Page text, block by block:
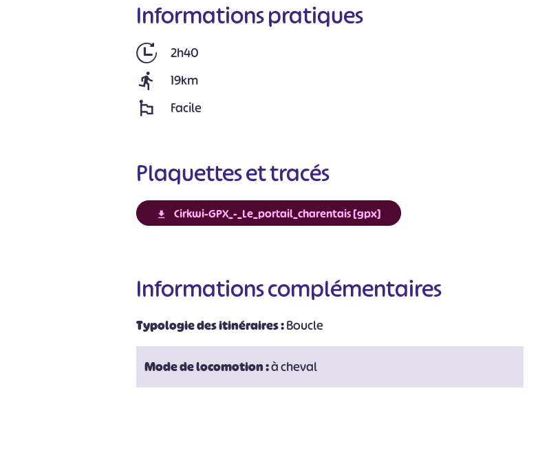
Informations pratiques
2h40
19km
Facile
Plaquettes et tracés
Cirkwi-GPX_-_Le_portail_charentais [gpx]
Informations complémentaires
Typologie des itinéraires :Boucle
Mode de locomotion :à cheval
# #